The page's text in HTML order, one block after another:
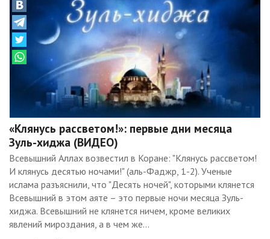
«Клянусь рассветом!»: первые дни месяца
Зуль-хиджа (ВИДЕО)
Всевышний Аллах возвестил в Коране: "Клянусь рассветом!
И клянусь десятью ночами!" (аль-Фаджр, 1-2). Ученые
ислама разъяснили, что "Десять ночей", которыми клянется
Всевышний в этом аяте – это первые ночи месяца Зуль-
хиджа. Всевышний не клянется ничем, кроме великих
явлений мироздания, а в чем же...